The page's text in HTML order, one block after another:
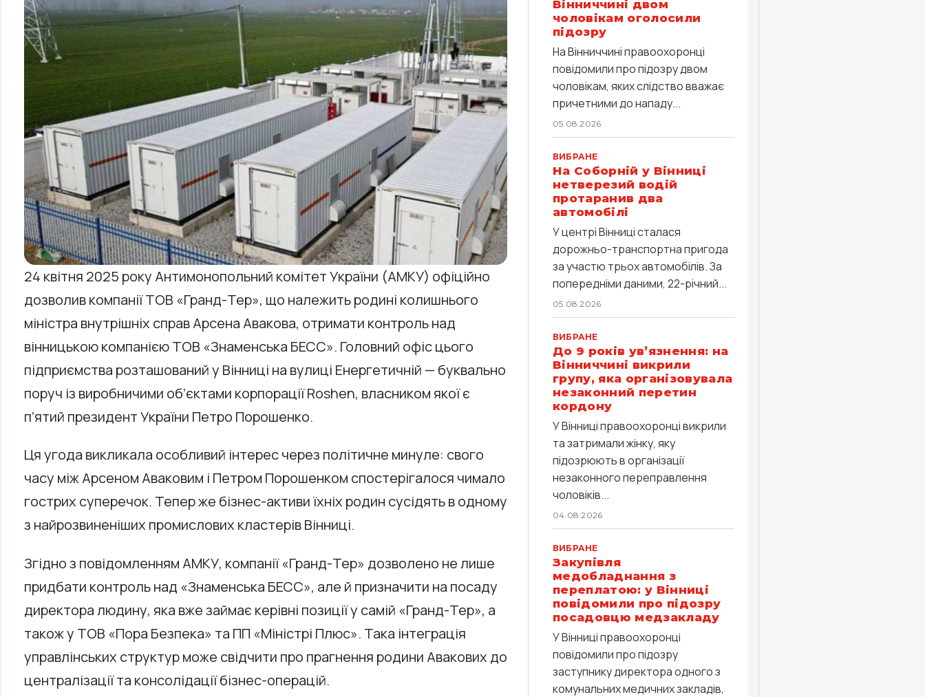
24 квітня 2025 року Антимонопольний комітет України (АМКУ) офіційно
дозволив компанії ТОВ «Гранд-Тер», що належить родині колишнього
міністра внутрішніх справ Арсена Авакова, отримати контроль над
вінницькою компанією ТОВ «Знаменська БЕСС». Головний офіс цього
підприємства розташований у Вінниці на вулиці Енергетичній — буквально
поруч із виробничими об’єктами корпорації Roshen, власником якої є
п’ятий президент України Петро Порошенко.
Ця угода викликала особливий інтерес через політичне минуле: свого
часу між Арсеном Аваковим і Петром Порошенком спостерігалося чимало
гострих суперечок. Тепер же бізнес-активи їхніх родин сусідять в одному
з найрозвиненіших промислових кластерів Вінниці.
Згідно з повідомленням АМКУ, компанії «Гранд-Тер» дозволено не лише
придбати контроль над «Знаменська БЕСС», але й призначити на посаду
директора людину, яка вже займає керівні позиції у самій «Гранд-Тер», а
також у ТОВ «Пора Безпека» та ПП «Міністрі Плюс». Така інтеграція
управлінських структур може свідчити про прагнення родини Авакових до
централізації та консолідації бізнес-операцій.
Вінниччині двом
чоловікам оголосили
підозру
На Вінниччині правоохоронці
повідомили про підозру двом
чоловікам, яких слідство вважає
причетними до нападу...
05.08.2026
ВИБРАНЕ
На Соборній у Вінниці
нетверезий водій
протаранив два
автомобілі
У центрі Вінниці сталася
дорожньо-транспортна пригода
за участю трьох автомобілів. За
попередніми даними, 22-річний...
05.08.2026
ВИБРАНЕ
До 9 років ув’язнення: на
Вінниччині викрили
групу, яка організовувала
незаконний перетин
кордону
У Вінниці правоохоронці викрили
та затримали жінку, яку
підозрюють в організації
незаконного переправлення
чоловіків...
04.08.2026
ВИБРАНЕ
Закупівля
медобладнання з
переплатою: у Вінниці
повідомили про підозру
посадовцю медзакладу
У Вінниці правоохоронці
повідомили про підозру
заступнику директора одного з
комунальних медичних закладів,